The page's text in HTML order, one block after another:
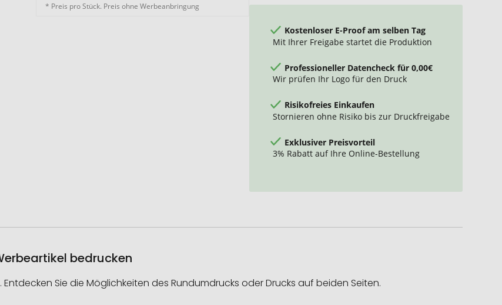
* Preis pro Stück. Preis ohne Werbeanbringung
Kostenloser E-Proof am selben Tag
Mit Ihrer Freigabe startet die Produktion
Professioneller Datencheck für 0,00€
Wir prüfen Ihr Logo für den Druck
Risikofreies Einkaufen
Stornieren ohne Risiko bis zur Druckfreigabe
Exklusiver Preisvorteil
3% Rabatt auf Ihre Online-Bestellung
bedrucken
Sie die Möglichkeiten des Rundumdrucks oder Drucks auf beiden Seiten.